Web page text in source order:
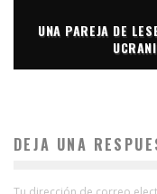
UNA PAREJA DE
DEJA UNA